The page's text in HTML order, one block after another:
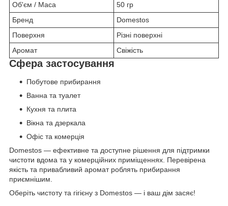
Об'єм / Маса
50 гр
Бренд
Domestos
Поверхня
Різні поверхні
Аромат
Свіжість
Сфера застосування
Побутове прибирання
Ванна та туалет
Кухня та плита
Вікна та дзеркала
Офіс та комерція
Domestos — ефективне та доступне рішення для підтримки
чистоти вдома та у комерційних приміщеннях. Перевірена
якість та привабливий аромат роблять прибирання
приємнішим.
Оберіть чистоту та гігієну з Domestos — і ваш дім засяє!